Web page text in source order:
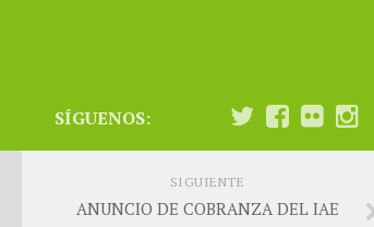
SÍGUENOS:
SIGUIENTE
ANUNCIO DE COBRANZA DEL IAE